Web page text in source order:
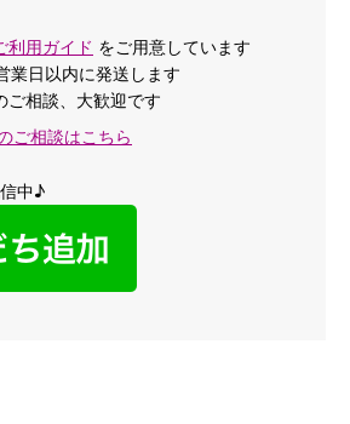
利用ガイド をご用意しています
業日以内に発送します
ご相談、大歓迎です
ご相談はこちら
中♪